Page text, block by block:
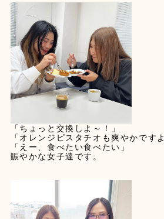
「ちょっと交換しよ～！」
「オレンジピスタチオも爽やかですよ
「えー、食べたい食べたい」
賑やかな女子達です。